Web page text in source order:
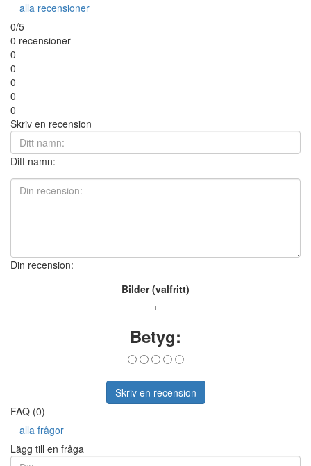
alla recensioner
0/5
0 recensioner
0
0
0
0
0
Skriv en recension
Ditt namn:
Din recension:
Bilder (valfritt)
+
Betyg:
Skriv en recension
FAQ (0)
alla frågor
Lägg till en fråga